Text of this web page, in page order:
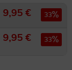
9,95 € 33
9,95 € 33